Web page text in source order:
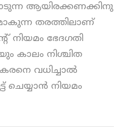
ആയിരക്കണക്കിനു
തരത്തിലാണ്
നിയമം ഭേദഗതി
കാലം നിശ്ചിത
വധിച്ചാല്‍
ചെയ്യാന്‍ നിയമം